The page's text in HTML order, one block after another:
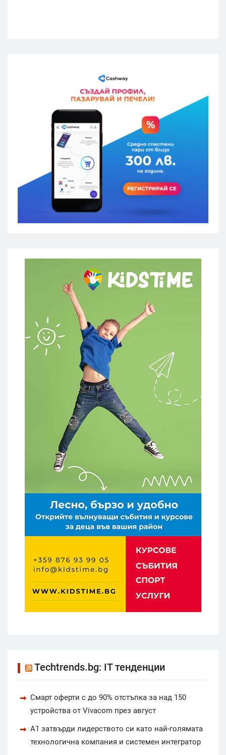
Techtrends.bg: IT тенденции
Смарт оферти с до 90% отстъпка за над 150
устройства от Vivacom през август
А1 затвърди лидерството си като най-голямата
технологична компания и системен интегратор